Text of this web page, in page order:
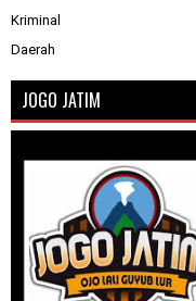
Kriminal
Daerah
JOGO JATIM